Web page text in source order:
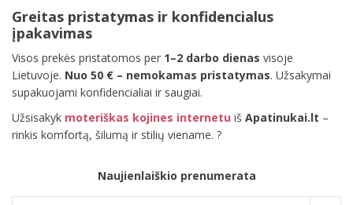
Greitas pristatymas ir konfidencialus
įpakavimas
Visos prekės pristatomos per 1–2 darbo dienas visoje
Lietuvoje. Nuo 50 € – nemokamas pristatymas. Užsakymai
supakuojami konfidencialiai ir saugiai.
Užsisakyk moteriškas kojines internetu iš Apatinukai.lt –
rinkis komfortą, šilumą ir stilių viename. ?
Naujienlaiškio prenumerata